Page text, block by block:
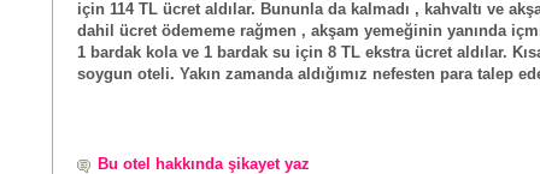
için 114 TL ücret aldılar. Bununla da kalmadı , kahvaltı ve
dahil ücret ödememe rağmen , akşam yemeğinin yanında
1 bardak kola ve 1 bardak su için 8 TL ekstra ücret aldılar.
soygun oteli. Yakın zamanda aldığımız nefesten para talep
Bu otel hakkında şikayet yaz